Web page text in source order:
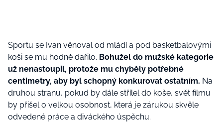
Sportu se Ivan věnoval od mládí a pod basketbalovými
koši se mu hodně dařilo. Bohužel do mužské kategorie
už nenastoupil, protože mu chyběly potřebné
centimetry, aby byl schopný konkurovat ostatním. Na
druhou stranu, pokud by dále střílel do koše, svět filmu
by přišel o velkou osobnost, která je zárukou skvěle
odvedené práce a diváckého úspěchu.